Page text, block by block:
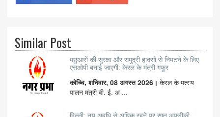
Similar Post
मछुआरों की सुरक्षा और समुद्री हादसों से निपटने के लिए
एसओपी बनाई जाएगी: केरल के मंत्री गफूर
कोच्चि, शनिवार, 08 अगस्त 2026। केरल के मत्स्य
पालन मंत्री वी. ई. अ ...